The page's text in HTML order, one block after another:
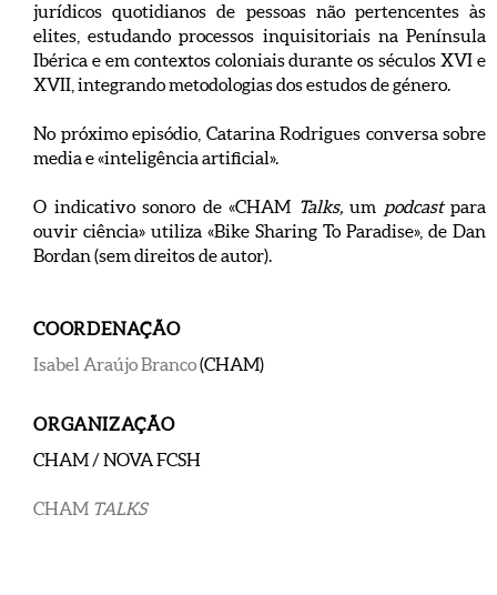
jurídicos quotidianos de pessoas não pertencentes às
elites, estudando processos inquisitoriais na Península
Ibérica e em contextos coloniais durante os séculos XVI e
XVII, integrando metodologias dos estudos de género.
No próximo episódio, Catarina Rodrigues conversa sobre
media e «inteligência artificial».
O indicativo sonoro de «CHAM Talks,um podcastpara
ouvir ciência» utiliza «Bike Sharing To Paradise», de Dan
Bordan (sem direitos de autor).
COORDENAÇÃO
Isabel Araújo Branco(CHAM)
ORGANIZAÇÃO
CHAM / NOVA FCSH
CHAM TALKS